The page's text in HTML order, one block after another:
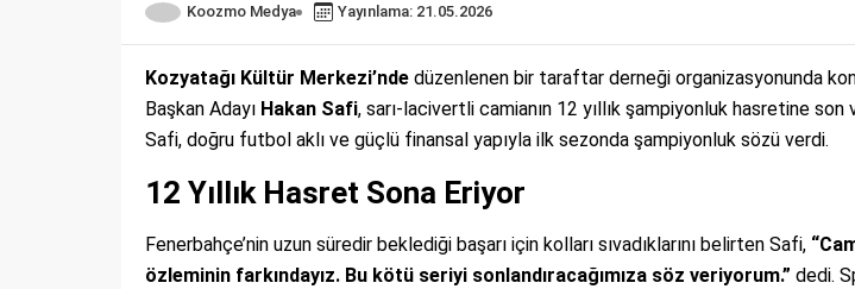
Koozmo Medya Yayınlama: 21.05.2026
Kozyatağı Kültür Merkezi’nde düzenlenen bir taraftar derneği organizasyonunda
Başkan Adayı Hakan Safi, sarı-lacivertli camianın 12 yıllık şampiyonluk hasretine son
Safi, doğru futbol aklı ve güçlü finansal yapıyla ilk sezonda şampiyonluk sözü verdi.
12 Yıllık Hasret Sona Eriyor
Fenerbahçe’nin uzun süredir beklediği başarı için kolları sıvadıklarını belirten Safi,
özleminin farkındayız. Bu kötü seriyi sonlandıracağımıza söz veriyorum.” dedi.